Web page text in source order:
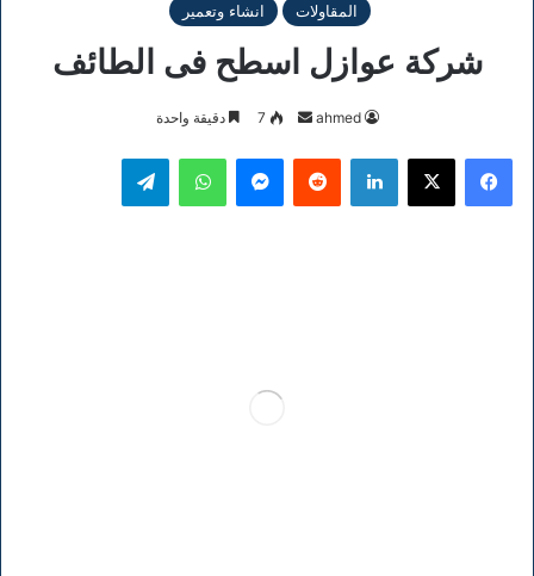
المقاولات انشاء وتعمير
شركة عوازل اسطح فى الطائف
ahmed
أرسل
إلكترونيا
7 دقيقة واحدة
فيسبوك ‫X لينكدإن ماسنجر واتساب تيلقرام